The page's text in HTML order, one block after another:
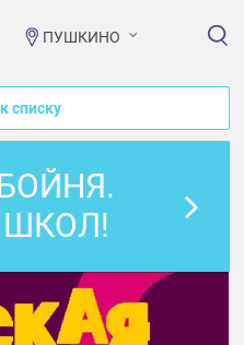
ПУШКИНО
списку
ШКОЛ!